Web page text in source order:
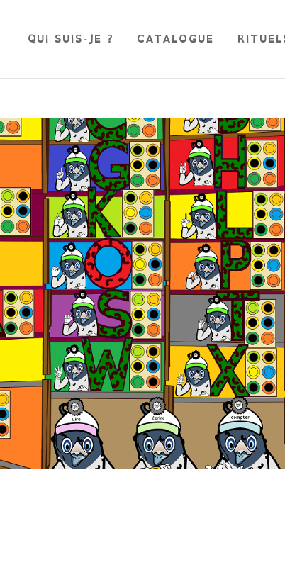
QUI SUIS-JE ? CATALOGUE